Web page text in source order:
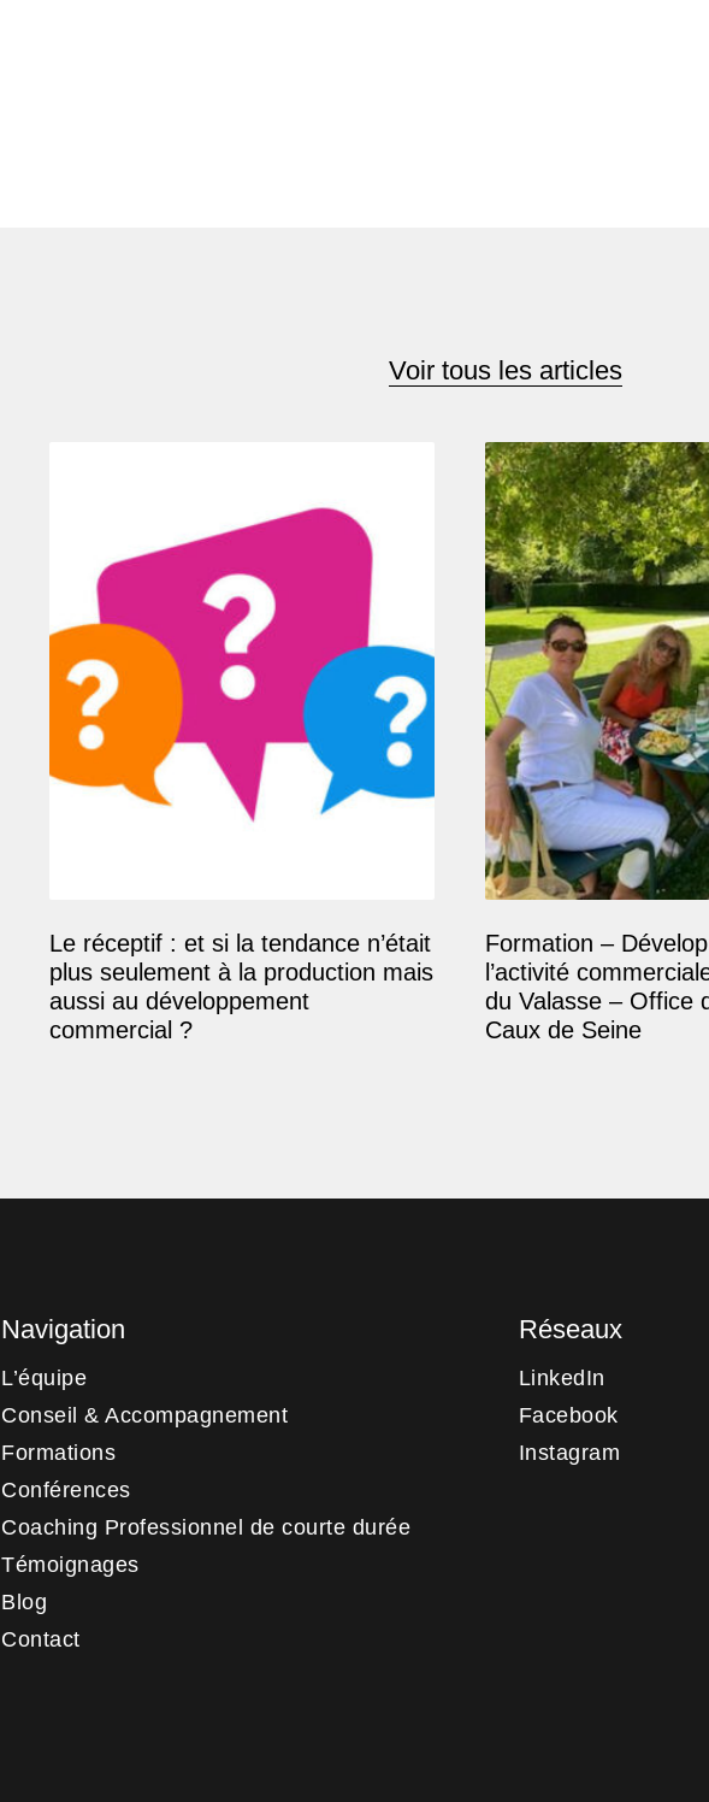
Voir tous les articles
Le réceptif : et si la tendance n’était
plus seulement à la production mais
aussi au développement
commercial ?
Formation –
l’activité
du Valasse – Office
Caux de Seine
Navigation
L’équipe
Conseil & Accompagnement
Formations
Conférences
Coaching Professionnel de courte durée
Témoignages
Blog
Contact
Réseaux
LinkedIn
Facebook
Instagram